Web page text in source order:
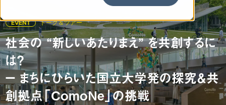
EVENT トーク＆ツアー
社会の “新しいあたりまえ” を共創するに
は？
ー まちにひらいた国立大学発の探究＆共
創拠点「ComoNe」の挑戦